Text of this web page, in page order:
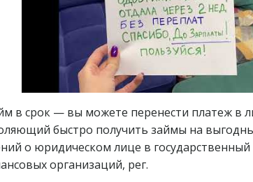
в срок — вы можете перенести платеж в
быстро получить займы на
о юридическом лице в
организаций, рег.